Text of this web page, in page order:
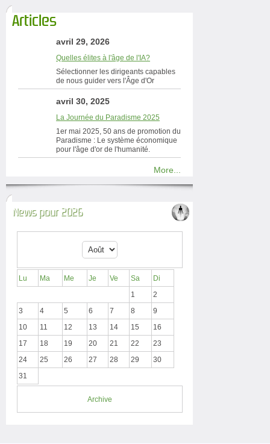
Articles
avril 29, 2026
Quelles élites à l'âge de l'IA?
Sélectionner les dirigeants capables
de nous guider vers l'Âge d'Or
avril 30, 2025
La Journée du Paradisme 2025
1er mai 2025, 50 ans de promotion du
Paradisme : Le système économique
pour l'âge d'or de l'humanité.
More...
News pour 2026
Lu Ma Me Je Ve Sa
Di
1
2
3
4 5 6 7 8
9
10
11 12 13 14 15
16
17
18 19 20 21 22
23
24
25 26 27 28 29
30
31
Archive